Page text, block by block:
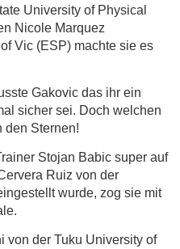
University of Physical
Nicole Marquez
Vic (ESP) machte sie es
Gakovic das ihr ein
sicher sei. Doch welchen
den Sternen!
Stojan Babic super auf
Ruiz von der
wurde, zog sie mit
von der Tuku University of